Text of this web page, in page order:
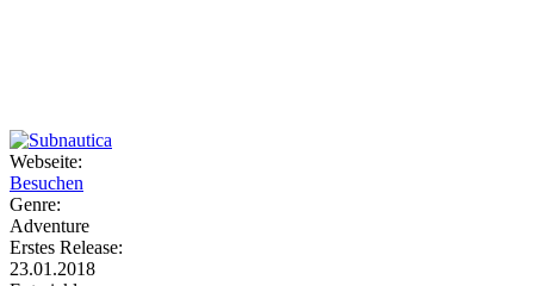
Webseite:
Besuchen
Genre:
Adventure
Erstes Release:
23.01.2018